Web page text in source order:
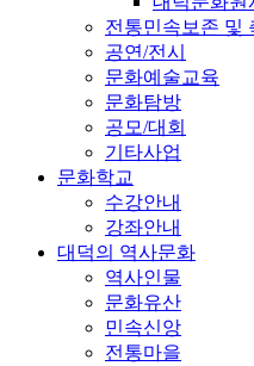
전통민속보존 및
공연/전시
문화예술교육
문화탐방
공모/대회
기타사업
문화학교
수강안내
강좌안내
대덕의 역사문화
역사인물
문화유산
민속신앙
전통마을